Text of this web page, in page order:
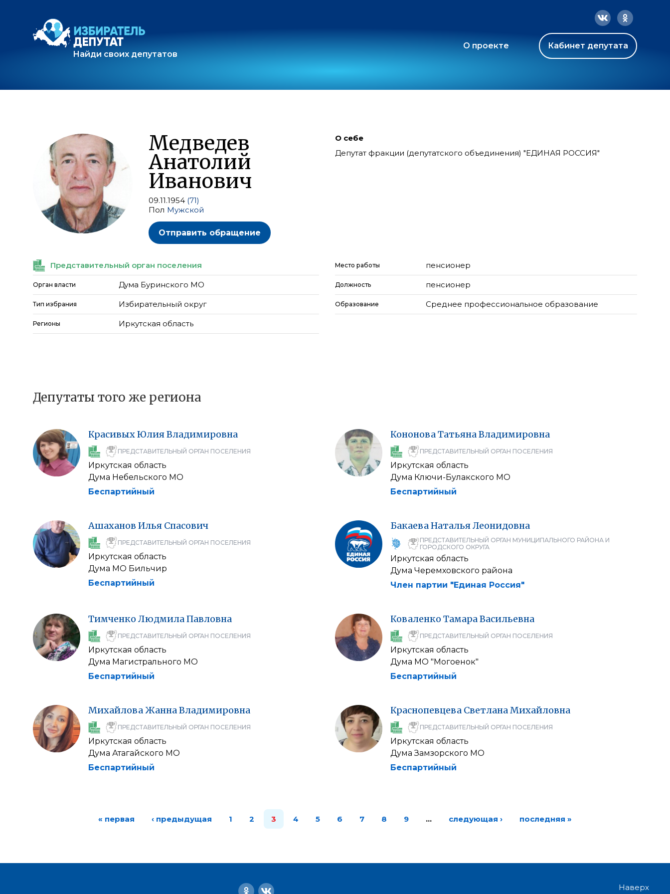
Найди своих депутатов
О проекте Кабинет депутата
Медведев
Анатолий
Иванович
09.11.1954 (71)
Пол Мужской
Отправить обращение
О себе
Депутат фракции (депутатского объединения) "ЕДИНАЯ РОССИЯ"
Представительный орган поселения
Орган власти Дума Буринского МО
Тип избрания Избирательный округ
Регионы Иркутская область
Место работы пенсионер
Должность пенсионер
Образование Среднее профессиональное образование
Депутаты того же региона
КрасивыхЮлияВладимировна
ПРЕДСТАВИТЕЛЬНЫЙ ОРГАН ПОСЕЛЕНИЯ
Иркутская область
Дума Небельского МО
Беспартийный
КононоваТатьянаВладимировна
ПРЕДСТАВИТЕЛЬНЫЙ ОРГАН ПОСЕЛЕНИЯ
Иркутская область
Дума Ключи-Булакского МО
Беспартийный
Ашаханов Илья Спасович
ПРЕДСТАВИТЕЛЬНЫЙ ОРГАН ПОСЕЛЕНИЯ
Иркутская область
Дума МО Бильчир
Беспартийный
БакаеваНатальяЛеонидовна
ПРЕДСТАВИТЕЛЬНЫЙ ОРГАН МУНИЦИПАЛЬНОГО РАЙОНА И
ГОРОДСКОГО ОКРУГА
Иркутская область
Дума Черемховского района
Член партии "Единая Россия"
Тимченко ЛюдмилаПавловна
ПРЕДСТАВИТЕЛЬНЫЙ ОРГАН ПОСЕЛЕНИЯ
Иркутская область
Дума Магистрального МО
Беспартийный
Коваленко ТамараВасильевна
ПРЕДСТАВИТЕЛЬНЫЙ ОРГАН ПОСЕЛЕНИЯ
Иркутская область
Дума МО "Могоенок"
Беспартийный
МихайловаЖаннаВладимировна
ПРЕДСТАВИТЕЛЬНЫЙ ОРГАН ПОСЕЛЕНИЯ
Иркутская область
Дума Атагайского МО
Беспартийный
Краснопевцева СветланаМихайловна
ПРЕДСТАВИТЕЛЬНЫЙ ОРГАН ПОСЕЛЕНИЯ
Иркутская область
Дума Замзорского МО
Беспартийный
« первая ‹ предыдущая 1 2 3 4 5 6 7 8 9 … следующая › последняя »
Наверх